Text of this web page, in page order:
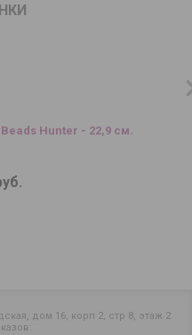
Hunter - 22,9 см.
дом 16, корп 2, стр 8, этаж 2